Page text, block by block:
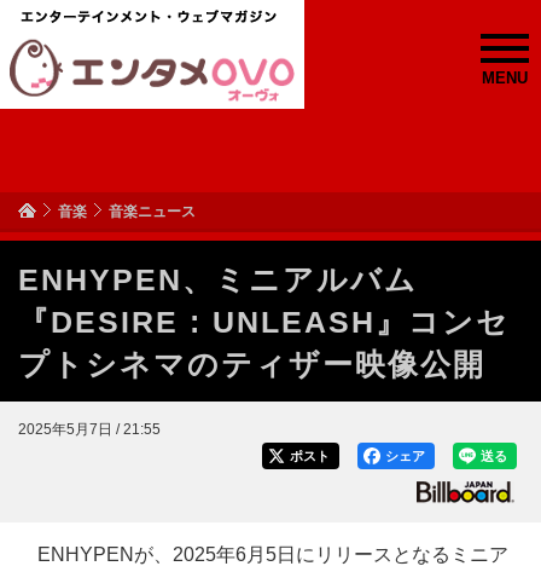
MENU
音楽 音楽ニュース
ENHYPEN、ミニアルバム
『DESIRE : UNLEASH』コンセ
プトシネマのティザー映像公開
2025年5月7日 / 21:55
送る
シェア
ポスト
ENHYPENが、2025年6月5日にリリースとなるミニア